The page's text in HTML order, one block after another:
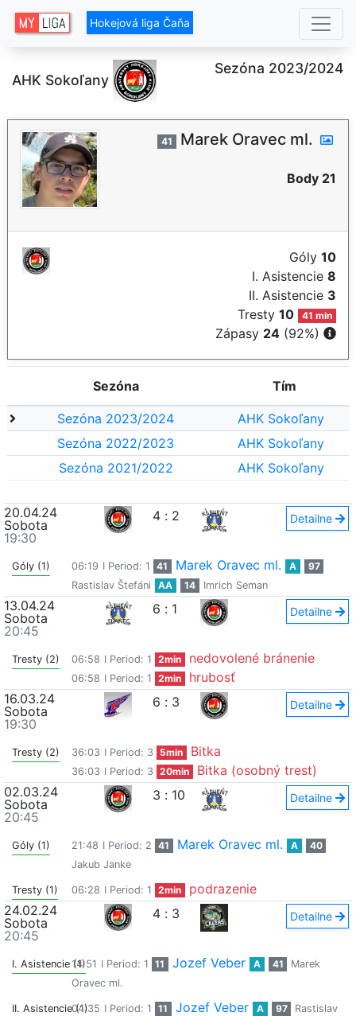
Hokejová liga Čaňa
AHK Sokoľany
Sezóna 2023/2024
41 Marek Oravec ml.
Body 21
Góly 10
I. Asistencie 8
II. Asistencie 3
Tresty10 41 min
Zápasy 24 (92%)
Sezóna Tím
Sezóna 2023/2024
AHK Sokoľany
Sezóna 2022/2023
AHK Sokoľany
Sezóna 2021/2022
AHK Sokoľany
20.04.24
Sobota
19:30
4 : 2 Detailne
Góly (1) 06:19 I Period: 1 41 Marek Oravec ml. A
97
Rastislav Štefáni
AA 14 Imrich Seman
13.04.24
Sobota
20:45
6 : 1 Detailne
Tresty (2) 06:58 I Period: 1 2min nedovolené bránenie
06:58 I Period: 1 2min
hrubosť
16.03.24
Sobota
19:30
6 : 3 Detailne
Tresty (2) 36:03 I Period: 3 5min Bitka
36:03 I Period: 3 20min
Bitka (osobný trest)
02.03.24
Sobota
20:45
3 : 10 Detailne
Góly (1) 21:48 I Period: 2 41 Marek Oravec ml. A
40
Jakub Janke
Tresty (1) 06:28 I Period: 1 2min
podrazenie
24.02.24
Sobota
20:45
4 : 3 Detailne
I. Asistencie (1)14:51 I Period: 1 11 Jozef Veber A 41
Marek
Oravec ml.
II. Asistencie (1)
04:35 I Period: 1 11 Jozef Veber A 97
Rastislav